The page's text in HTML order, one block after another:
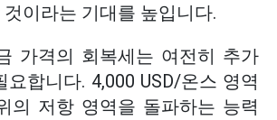
것이라는 기대를 높입니다.
가격의 회복세는 여전히 추가
요합니다. 4,000 USD/온스 영역
의 저항 영역을 돌파하는 능력